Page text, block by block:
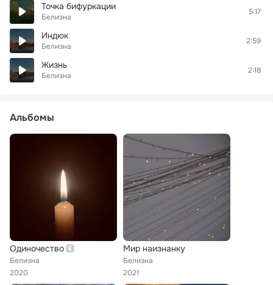
Точка бифуркации
Белизна
5:17
Индюк
Белизна
2:59
Жизнь
Белизна
2:18
Альбомы
Одиночество
Белизна
2020
Мир наизнанку
Белизна
2021